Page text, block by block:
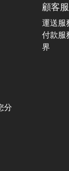
分
顧客
運送服
付款服
界